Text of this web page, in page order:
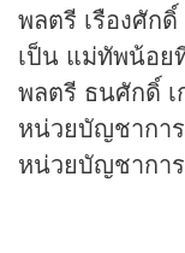
พลตรี เรืองศัก
เป็น แม่ทัพน้อย
พลตรี ธนศักดิ์
หน่วยบัญชากา
หน่วยบัญชากา